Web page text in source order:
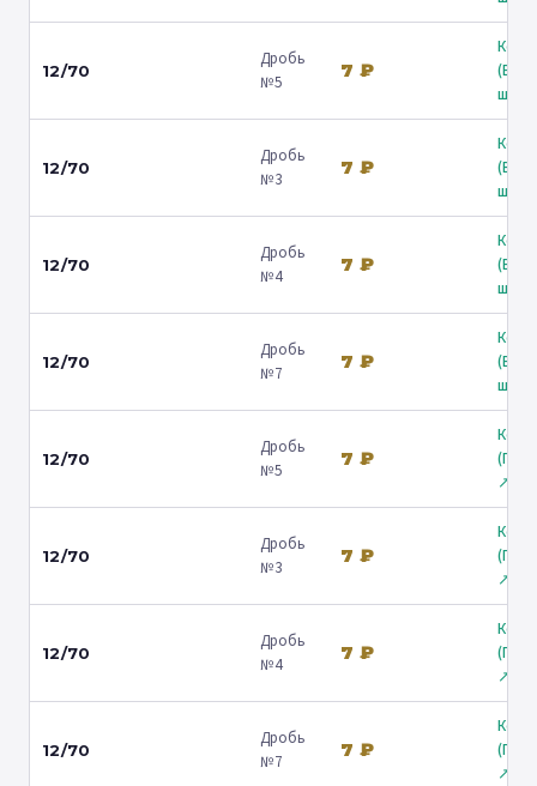
12/70
Дробь
№5
7 ₽
ш.) ↗
12/70
Дробь
№3
7 ₽
ш.) ↗
12/70
Дробь
№4
7 ₽
ш.) ↗
12/70
Дробь
№7
7 ₽
ш.) ↗
12/70
Дробь
№5
7 ₽
↗
12/70
Дробь
№3
7 ₽
↗
12/70
Дробь
№4
7 ₽
↗
12/70
Дробь
№7
7 ₽
↗